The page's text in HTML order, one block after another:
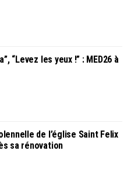
“Levez les yeux !” : MED26 à
de l’église Saint Felix
sa rénovation